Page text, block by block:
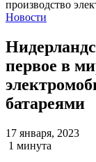
Новости
первое в
батареями
17 января, 2023
1 минута